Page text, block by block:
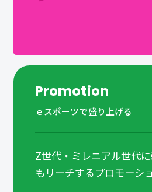
Promotion
ｅスポーツで盛り上げる
Z世代・ミレニアル世代
もリーチするプロモーシ